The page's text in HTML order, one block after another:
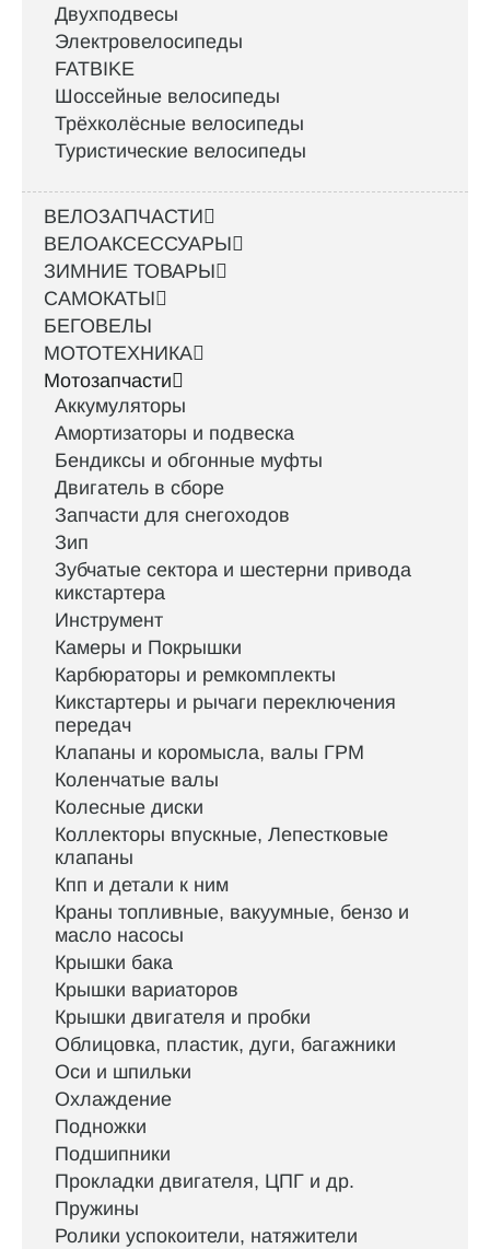
Двухподвесы
Электровелосипеды
FATBIKE
Шоссейные велосипеды
Трёхколёсные велосипеды
Туристические велосипеды
ВЕЛОЗАПЧАСТИ
ВЕЛОАКСЕССУАРЫ
ЗИМНИЕ ТОВАРЫ
САМОКАТЫ
БЕГОВЕЛЫ
МОТОТЕХНИКА
Мотозапчасти
Аккумуляторы
Амортизаторы и подвеска
Бендиксы и обгонные муфты
Двигатель в сборе
Запчасти для снегоходов
Зип
Зубчатые сектора и шестерни привода
кикстартера
Инструмент
Камеры и Покрышки
Карбюраторы и ремкомплекты
Кикстартеры и рычаги переключения
передач
Клапаны и коромысла, валы ГРМ
Коленчатые валы
Колесные диски
Коллекторы впускные, Лепестковые
клапаны
Кпп и детали к ним
Краны топливные, вакуумные, бензо и
масло насосы
Крышки бака
Крышки вариаторов
Крышки двигателя и пробки
Облицовка, пластик, дуги, багажники
Оси и шпильки
Охлаждение
Подножки
Подшипники
Прокладки двигателя, ЦПГ и др.
Пружины
Ролики успокоители, натяжители